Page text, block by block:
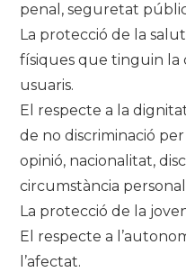
penal, seguretat
La protecció de la
físiques que tinguin la
usuaris.
El respecte a la
de no discriminació
opinió, nacionalitat,
circumstància personal
La protecció de la
El respecte a
l’afectat.